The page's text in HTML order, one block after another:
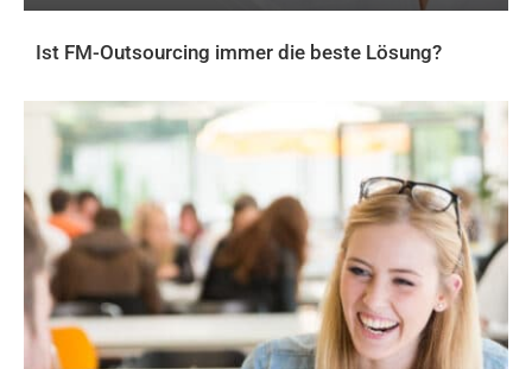
Ist FM-Outsourcing immer die beste Lösung?